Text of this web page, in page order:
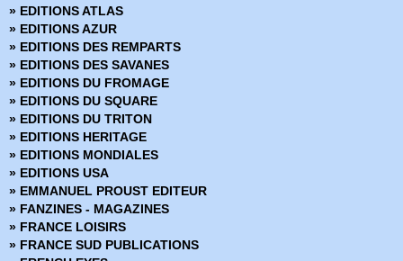
» Marvel - Les grandes sagas
» Marvel - Les incontournables
» Marvel - Les origines
» Marvel Absolute
» Marvel Anthologie
» Marvel Aventures
» Marvel Cinematic
» Marvel Classic - Les Intégrales
» Marvel Dark
» Marvel Decades
» Marvel Deluxe
» Marvel Epic Collection
» Marvel Events
» Marvel Gold
» EDITIONS ATLAS
» EDITIONS AZUR
» EDITIONS DES REMPARTS
» EDITIONS DES SAVANES
» EDITIONS DU FROMAGE
» EDITIONS DU SQUARE
» EDITIONS DU TRITON
» EDITIONS HERITAGE
» EDITIONS MONDIALES
» EDITIONS USA
» EMMANUEL PROUST EDITEUR
» FANZINES - MAGAZINES
» FRANCE LOISIRS
» FRANCE SUD PUBLICATIONS